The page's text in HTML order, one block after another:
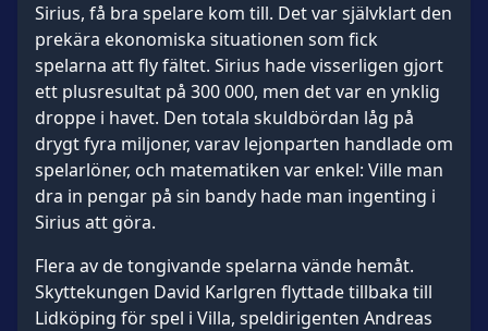
Sirius, få bra spelare kom till. Det var självklart den
prekära ekonomiska situationen som fick
spelarna att fly fältet. Sirius hade visserligen gjort
ett plusresultat på 300 000, men det var en ynklig
droppe i havet. Den totala skuldbördan låg på
drygt fyra miljoner, varav lejonparten handlade om
spelarlöner, och matematiken var enkel: Ville man
dra in pengar på sin bandy hade man ingenting i
Sirius att göra.
Flera av de tongivande spelarna vände hemåt.
Skyttekungen David Karlgren flyttade tillbaka till
Lidköping för spel i Villa, speldirigenten Andreas